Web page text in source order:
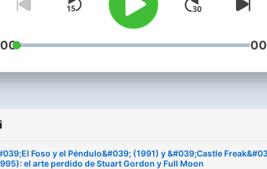
Foso y el Péndulo&#039; (1991) y &#039;Castle
el arte perdido de Stuart Gordon y Full Moon